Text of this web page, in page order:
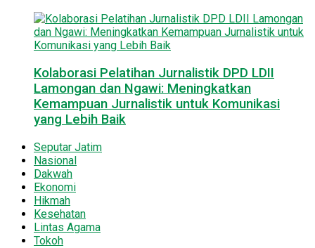
Kolaborasi Pelatihan Jurnalistik DPD LDII
Lamongan dan Ngawi: Meningkatkan
Kemampuan Jurnalistik untuk Komunikasi
yang Lebih Baik
Seputar Jatim
Nasional
Dakwah
Ekonomi
Hikmah
Kesehatan
Lintas Agama
Tokoh